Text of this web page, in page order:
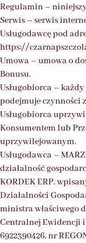
Regulamin –
Serwis – serwis
Usługodawcę pod
https://
Umowa – umowa o
Bonusu.
Usługobiorca –
podejmuje czynności
Usługobiorca
Konsumentem lub
uprzywilejowanym.
Usługodawca –
działalność
KORDEK ERP,
Działalności
ministra właściwego
Centralnej Ewidencji
6922390426, nr